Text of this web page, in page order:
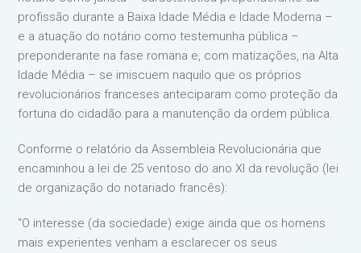
profissão durante a Baixa Idade Média e Idade Moderna –
e a atuação do notário como testemunha pública –
preponderante na fase romana e, com matizações, na Alta
Idade Média – se imiscuem naquilo que os próprios
revolucionários franceses anteciparam como proteção da
fortuna do cidadão para a manutenção da ordem pública.
Conforme o relatório da Assembleia Revolucionária que
encaminhou a lei de 25 ventoso do ano XI da revolução (lei
de organização do notariado francês):
“O interesse (da sociedade) exige ainda que os homens
mais experientes venham a esclarecer os seus